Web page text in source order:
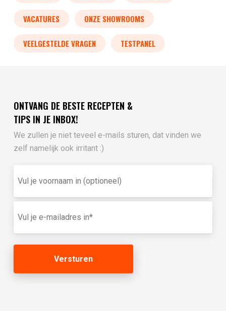
VACATURES ONZE SHOWROOMS
VEELGESTELDE VRAGEN TESTPANEL
ONTVANG DE BESTE RECEPTEN &
TIPS IN JE INBOX!
We zullen je niet teveel e-mails sturen, dat vinden we
zelf namelijk ook irritant :)
je
in
(optioneel)
mailadres